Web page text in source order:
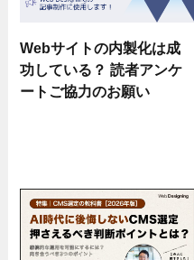
Webサイトの内製化は成
功している？ 読者アンケ
ートご協力のお願い